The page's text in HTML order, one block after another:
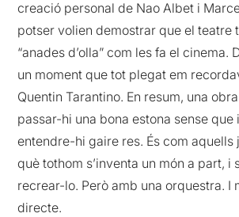
creació personal de Nao Albet i
potser volien demostrar que el teatre
“anades d’olla” com les fa el cinema.
un moment que tot plegat em
Quentin Tarantino. En resum, una
passar-hi una bona estona sense que
entendre-hi gaire res. És com aquells
què tothom s’inventa un món a part, i
recrear-lo. Però amb una orquestra. I
directe.